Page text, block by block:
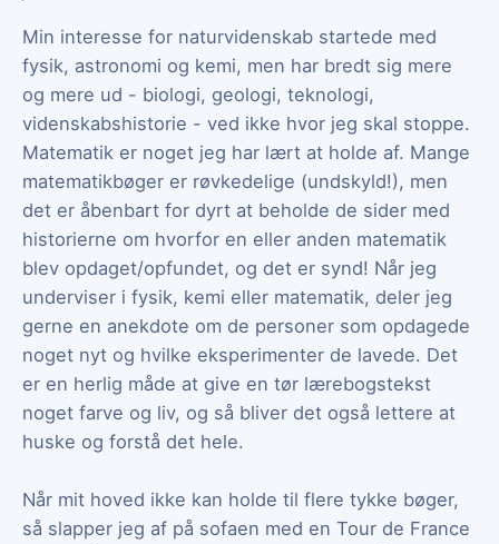
Min interesse for naturvidenskab startede med
fysik, astronomi og kemi, men har bredt sig mere
og mere ud - biologi, geologi, teknologi,
videnskabshistorie - ved ikke hvor jeg skal stoppe.
Matematik er noget jeg har lært at holde af. Mange
matematikbøger er røvkedelige (undskyld!), men
det er åbenbart for dyrt at beholde de sider med
historierne om hvorfor en eller anden matematik
blev opdaget/opfundet, og det er synd! Når jeg
underviser i fysik, kemi eller matematik, deler jeg
gerne en anekdote om de personer som opdagede
noget nyt og hvilke eksperimenter de lavede. Det
er en herlig måde at give en tør lærebogstekst
noget farve og liv, og så bliver det også lettere at
huske og forstå det hele.
Når mit hoved ikke kan holde til flere tykke bøger,
så slapper jeg af på sofaen med en Tour de France